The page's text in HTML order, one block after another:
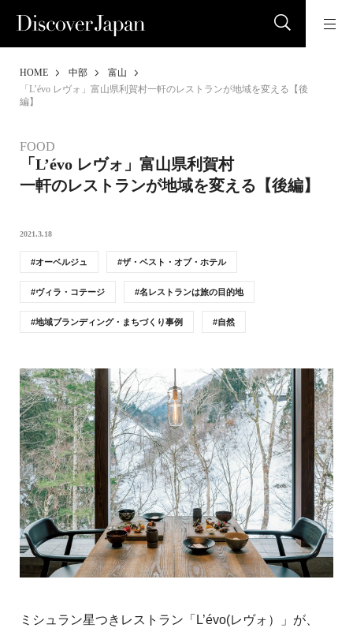
HOME 中部
富山
「L’évo レヴォ」富山県利賀村一軒のレストランが地域を変える【後
編】
FOOD
「L’évo レヴォ」富山県利賀村
一軒のレストランが地域を変える【後編】
2021.3.18
オーベルジュ ザ・ベスト・オブ・ホテル
ヴィラ・コテージ 名レストランは旅の目的地
地域ブランディング・まちづくり事例 自然
ミシュラン星つきレストラン「L’évo(レヴォ）」が、